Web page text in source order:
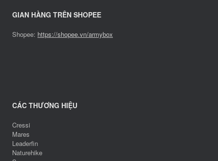
GIAN HÀNG TRÊN SHOPEE
Shopee: https://shopee.vn/armybox
CÁC THƯƠNG HIỆU
Cressi
Mares
Leaderfin
Naturehike